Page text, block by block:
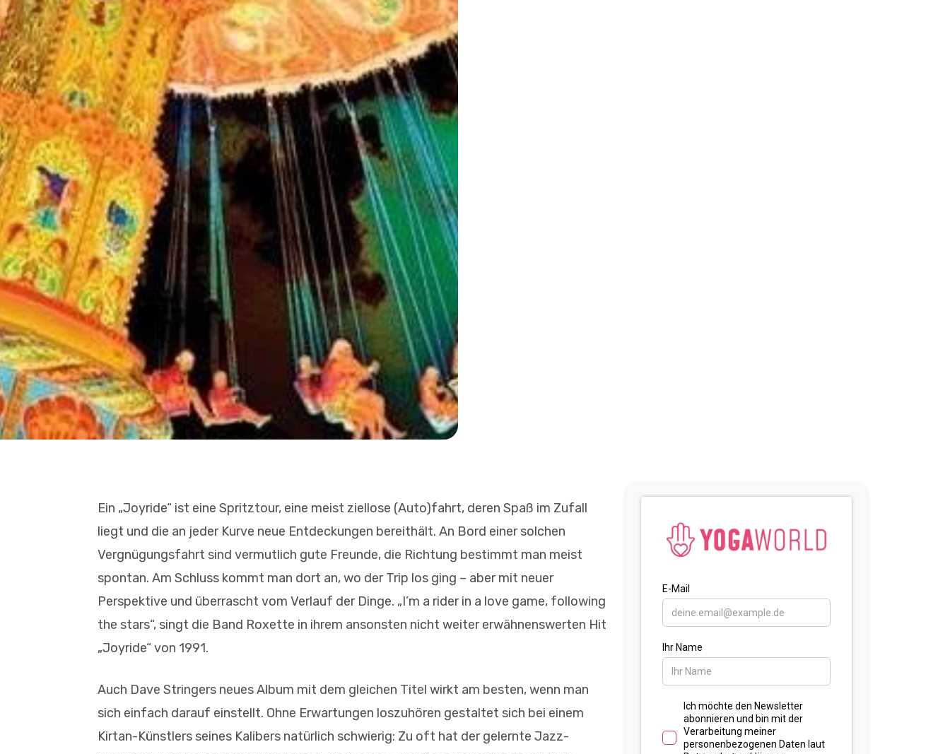
Ein „Joyride“ ist eine Spritztour, eine meist ziellose (Auto)fahrt, deren Spaß im Zufall
liegt und die an jeder Kurve neue Entdeckungen bereithält. An Bord einer solchen
Vergnügungsfahrt sind vermutlich gute Freunde, die Richtung bestimmt man meist
spontan. Am Schluss kommt man dort an, wo der Trip los ging – aber mit neuer
Perspektive und überrascht vom Verlauf der Dinge. „I’m a rider in a love game, following
the stars“, singt die Band Roxette in ihrem ansonsten nicht weiter erwähnenswerten Hit
„Joyride“ von 1991.
Auch Dave Stringers neues Album mit dem gleichen Titel wirkt am besten, wenn man
sich einfach darauf einstellt. Ohne Erwartungen loszuhören gestaltet sich bei einem
Kirtan-Künstlers seines Kalibers natürlich schwierig: Zu oft hat der gelernte Jazz-